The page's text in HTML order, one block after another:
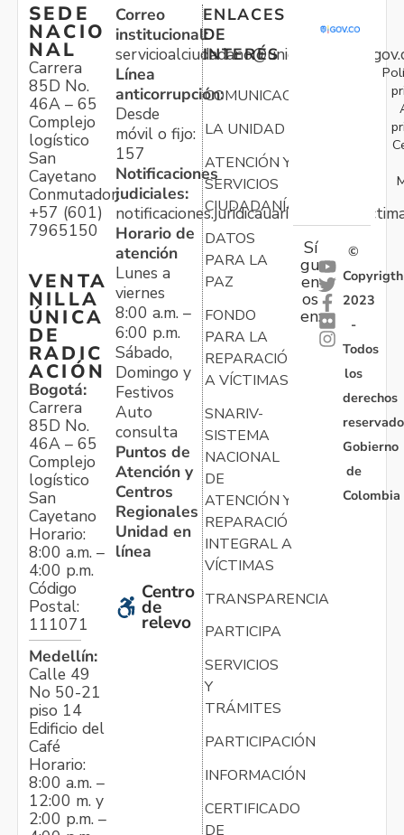
SEDE
NACIO
NAL
Carrera
85D No.
46A – 65
Complejo
logístico
San
Cayetano
Conmutador:
+57 (601)
7965150
VENTA
NILLA
ÚNICA
DE
RADIC
ACIÓN
Bogotá:
Carrera
85D No.
46A – 65
Complejo
logístico
San
Cayetano
Horario:
8:00 a.m. –
4:00 p.m.
Código
Postal:
111071
Medellín:
Calle 49
No 50-21
piso 14
Edificio del
Café
Horario:
8:00 a.m. –
12:00 m. y
2:00 p.m. –
Correo
institucional:
Línea
anticorrupción:
Desde
móvil o fijo:
157
Notificaciones
judiciales:
Horario de
atención
Lunes a
viernes
8:00 a.m. –
6:00 p.m.
Sábado,
Domingo y
Festivos
Auto
consulta
Puntos de
Atención y
Centros
Regionales
Unidad en
línea
Centro
de
relevo
ENLACES
DE
INTERÉS
COMUNICACIONES
LA UNIDAD
ATENCIÓN Y
SERVICIOS
CIUDADANÍA
DATOS
PARA LA
PAZ
FONDO
PARA LA
REPARACIÓN
A VÍCTIMAS
SNARIV-
SISTEMA
NACIONAL
DE
ATENCIÓN Y
REPARACIÓN
INTEGRAL A
VÍCTIMAS
TRANSPARENCIA
PARTICIPA
SERVICIOS
Y
TRÁMITES
PARTICIPACIÓN
INFORMACIÓN
CERTIFICADO
DE
Sí
gu
en
os
en:
©
Copyrigth
2023
-
Todos
los
derechos
Gobierno
de
Colombia